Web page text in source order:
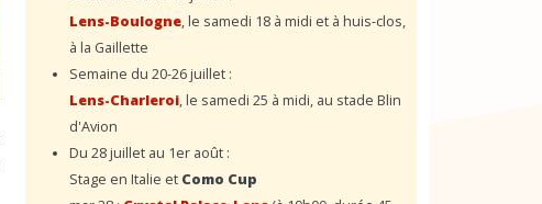
Lens-Boulogne, le samedi 18 à midi et à huis-clos,
à la Gaillette
Semaine du 20-26 juillet :
Lens-Charleroi, le samedi 25 à midi, au stade Blin
d'Avion
Du 28 juillet au 1er août :
Stage en Italie et Como Cup